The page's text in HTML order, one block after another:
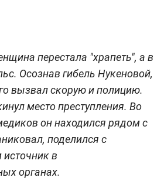
перестала "храпеть", а в
Осознав гибель Нукеновой,
вызвал скорую и полицию.
место преступления. Во
он находился рядом с
поделился с
источник в
органах.